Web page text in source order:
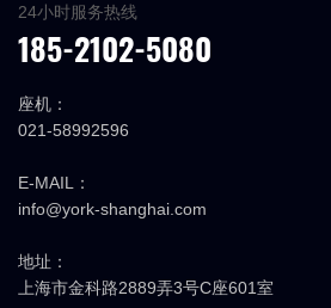
24小时服务热线
185-2102-5080
座机：
021-58992596
E-MAIL：
info@york-shanghai.com
地址：
上海市金科路2889弄3号C座601室